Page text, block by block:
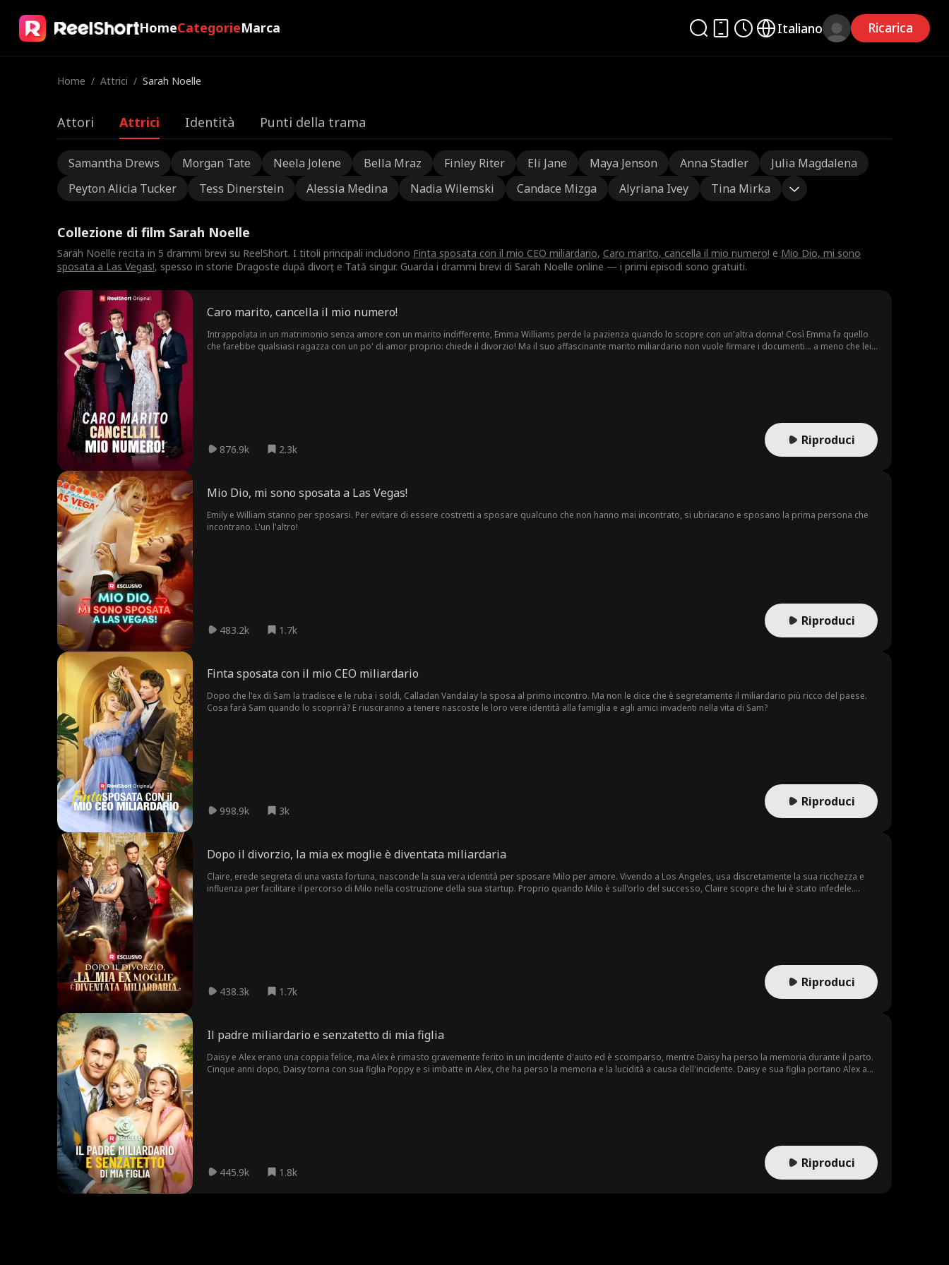
HomeCategorieMarca Italiano Ricarica
Home / Attrici / Sarah Noelle
Attori Attrici Identità Punti della trama
Samantha Drews Morgan Tate Neela Jolene Bella Mraz Finley Riter Eli Jane Maya Jenson Anna Stadler
Julia Magdalena
Peyton Alicia Tucker
Tess Dinerstein Alessia Medina Nadia Wilemski Candace Mizga Alyriana Ivey Tina Mirka
Collezione di film Sarah Noelle
Sarah Noelle recita in 5 drammi brevi su ReelShort. I titoli principali includono Finta sposata con il mio CEO miliardario, Caro marito, cancella il mio numero! e Mio Dio, mi sono
sposata a Las Vegas!, spesso in storie Dragoste după divorț e Tată singur. Guarda i drammi brevi di Sarah Noelle online — i primi episodi sono gratuiti.
Caro marito, cancella il mio numero!
Intrappolata in un matrimonio senza amore con un marito indifferente, Emma Williams perde la pazienza quando lo scopre con un'altra donna! Così Emma fa quello
che farebbe qualsiasi ragazza con un po' di amor proprio: chiede il divorzio! Ma il suo affascinante marito miliardario non vuole firmare i documenti... a meno che lei
876.9k 2.3k
Riproduci
Mio Dio, mi sono sposata a Las Vegas!
Emily e William stanno per sposarsi. Per evitare di essere costretti a sposare qualcuno che non hanno mai incontrato, si ubriacano e sposano la prima persona che
incontrano. L'un l'altro!
483.2k 1.7k
Riproduci
Finta sposata con il mio CEO miliardario
Dopo che l'ex di Sam la tradisce e le ruba i soldi, Calladan Vandalay la sposa al primo incontro. Ma non le dice che è segretamente il miliardario più ricco del paese.
Cosa farà Sam quando lo scoprirà? E riusciranno a tenere nascoste le loro vere identità alla famiglia e agli amici invadenti nella vita di Sam?
998.9k 3k
Riproduci
Dopo il divorzio, la mia ex moglie è diventata miliardaria
Claire, erede segreta di una vasta fortuna, nasconde la sua vera identità per sposare Milo per amore. Vivendo a Los Angeles, usa discretamente la sua ricchezza e
influenza per facilitare il percorso di Milo nella costruzione della sua startup. Proprio quando Milo è sull'orlo del successo, Claire scopre che lui è stato infedele.
438.3k 1.7k
Riproduci
Il padre miliardario e senzatetto di mia figlia
Daisy e Alex erano una coppia felice, ma Alex è rimasto gravemente ferito in un incidente d'auto ed è scomparso, mentre Daisy ha perso la memoria durante il parto.
Cinque anni dopo, Daisy torna con sua figlia Poppy e si imbatte in Alex, che ha perso la memoria e la lucidità a causa dell'incidente. Daisy e sua figlia portano Alex a
445.9k 1.8k
Riproduci